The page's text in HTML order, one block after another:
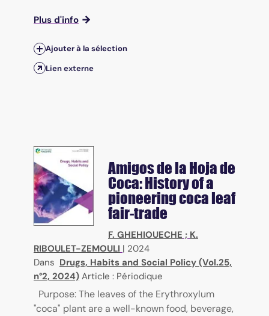
Plus d'info
Ajouter à la sélection
Lien externe
Amigos de la Hoja de
Coca: History of a
pioneering coca leaf
fair-trade
F. GHEHIOUECHE ; K.
RIBOULET-ZEMOULI | 2024
Dans Drugs, Habits and Social Policy (Vol.25,
n°2, 2024) Article : Périodique
Purpose: The leaves of the Erythroxylum
"coca" plant are a well-known food, beverage,